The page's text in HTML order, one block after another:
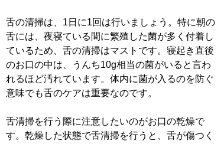
舌の清掃は、1日に1回は行いましょう。特に朝の
舌には、夜寝ている間に繁殖した菌が多く付着し
ているため、舌の清掃はマストです。寝起き直後
のお口の中は、うんち10g相当の菌がいると言わ
れるほど汚れています。体内に菌が入るのを防ぐ
意味でも舌のケアは重要なのです。
舌清掃を行う際に注意したいのがお口の乾燥で
す。乾燥した状態で舌清掃を行うと、舌が傷つく